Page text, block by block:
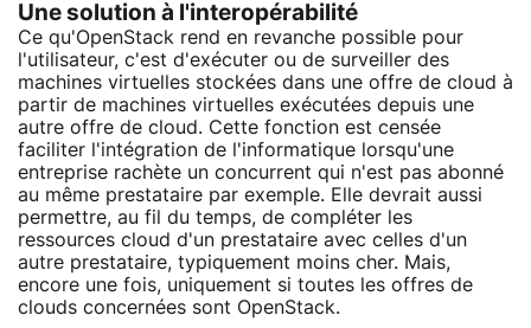
Une solution à l'interopérabilité
Ce qu'OpenStack rend en revanche possible pour
l'utilisateur, c'est d'exécuter ou de surveiller des
machines virtuelles stockées dans une offre de cloud à
partir de machines virtuelles exécutées depuis une
autre offre de cloud. Cette fonction est censée
faciliter l'intégration de l'informatique lorsqu'une
entreprise rachète un concurrent qui n'est pas abonné
au même prestataire par exemple. Elle devrait aussi
permettre, au fil du temps, de compléter les
ressources cloud d'un prestataire avec celles d'un
autre prestataire, typiquement moins cher. Mais,
encore une fois, uniquement si toutes les offres de
clouds concernées sont OpenStack.